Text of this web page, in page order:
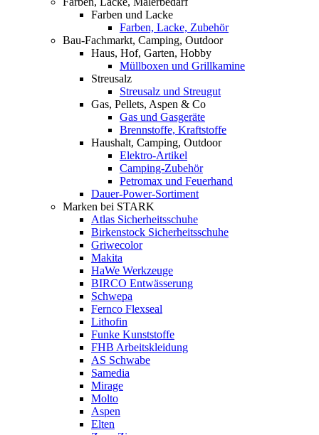
Farben und Lacke
Farben, Lacke, Zubehör
Bau-Fachmarkt, Camping, Outdoor
Haus, Hof, Garten, Hobby
Müllboxen und Grillkamine
Streusalz
Streusalz und Streugut
Gas, Pellets, Aspen & Co
Gas und Gasgeräte
Brennstoffe, Kraftstoffe
Haushalt, Camping, Outdoor
Elektro-Artikel
Camping-Zubehör
Petromax und Feuerhand
Dauer-Power-Sortiment
Marken bei STARK
Atlas Sicherheitsschuhe
Birkenstock Sicherheitsschuhe
Griwecolor
Makita
HaWe Werkzeuge
BIRCO Entwässerung
Schwepa
Fernco Flexseal
Lithofin
Funke Kunststoffe
FHB Arbeitskleidung
AS Schwabe
Samedia
Mirage
Molto
Aspen
Elten